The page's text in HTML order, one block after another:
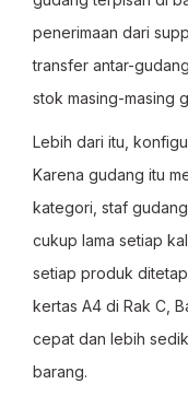
penerimaan dari
transfer antar-
stok masing-masing
Lebih dari itu,
Karena gudang itu
kategori, staf
cukup lama setiap
setiap produk
kertas A4 di Rak C,
cepat dan lebih
barang.